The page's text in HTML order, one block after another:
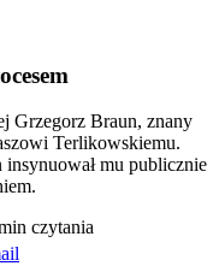
Grzegorz Braun, znany
Terlikowskiemu.
mu publicznie
czytania